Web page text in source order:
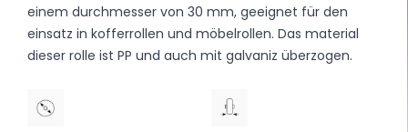
einem durchmesser von 30 mm, geeignet für den
einsatz in kofferrollen und möbelrollen. Das material
dieser rolle ist PP und auch mit galvaniz überzogen.